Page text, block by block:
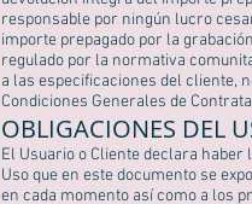
responsable por ningún lucro
importe prepagado por la
regulado por la normativa
a las especificaciones del cliente,
Condiciones Generales de
OBLIGACIONES DEL
El Usuario o Cliente declara
Uso que en este documento se
en cada momento así como a los